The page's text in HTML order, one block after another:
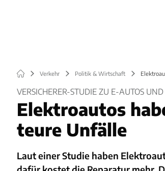
Verkehr Politik & Wirtschaft
VERSICHERER-STUDIE ZU E-AUTOS
Elektroautos
teure Unfälle
Laut einer Studie haben